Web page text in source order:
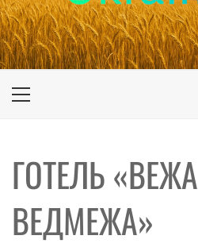
UKRAINE-IS
ПОДОРОЖI ПО УКРАЇНІ
Primary
ГОТЕЛЬ «ВЕЖА
ВЕДМЕЖА»